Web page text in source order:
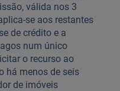
válida nos 3
se aos restantes
de crédito e a
num único
o recurso ao
há menos de seis
de imóveis